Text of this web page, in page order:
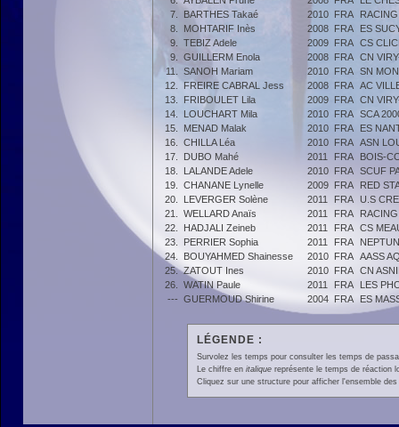
7.
BARTHES Takaé 2010 FRA
8.
MOHTARIF Inès 2008 FRA
ES
9.
TEBIZ Adele 2009 FRA CS
9.
GUILLERM Enola 2008 FRA CN
11.
SANOH Mariam 2010 FRA SN
12.
FREIRE CABRAL Jess 2008 FRA AC
13.
FRIBOULET Lila 2009 FRA CN
14.
LOUCHART Mila 2010 FRA SCA
15.
MENAD Malak 2010 FRA
ES
16.
CHILLA Léa 2010 FRA ASN
17.
DUBO Mahé 2011 FRA
BOIS-
18.
LALANDE Adele 2010 FRA SCUF
19.
CHANANE Lynelle 2009 FRA
RED
20.
LEVERGER Solène 2011 FRA U.S
21.
WELLARD Anaïs 2011 FRA
22.
HADJALI Zeineb 2011 FRA CS
23.
PERRIER Sophia 2011 FRA
24.
BOUYAHMED Shainesse 2010 FRA AASS
25. ZATOUT Ines 2010 FRA CN
26.
WATIN Paule 2011 FRA
LES
--- GUERMOUD Shirine 2004 FRA ES
LÉGENDE :
Survolez les temps pour consulter les temps de
Le chiffre en italiquereprésente le temps de réaction
Cliquez sur une structure pour afficher l'ensemble